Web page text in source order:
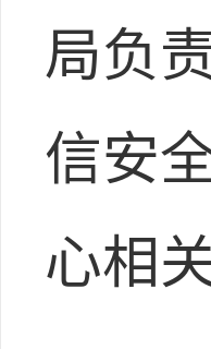
局负
信安
心相